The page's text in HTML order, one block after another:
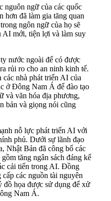
nguôn ngữ của các quốc
đã làm gia tăng quan
ngôn ngữ của họ sẽ
AI mới, tiện lợi và làm suy
nước ngoài để có được
rủi ro cho an ninh kinh tế.
nhà phát triển AI của
ở Đông Nam Á để đào tạo
và văn hóa địa phương,
bản và giọng nói cũng
nỗ lực phát triển AI với
phủ. Dưới sự lãnh đạo
Nhật Bản đã công bố các
tăng ngân sách đáng kể
cải tiến trong AI. Đồng
các nguồn tài nguyên
họa được sử dụng để xử
Nam Á.